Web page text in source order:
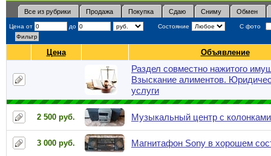
Все из рубрики Продажа Покупка Сдаю Сниму Обмен
Цена от до Состояние С фото
Цена Объявление
Раздел совместно нажитого
Взыскание алиментов.
услуги
2 500 руб. Музыкальный центр с колонками
3 000 руб. Магнитафон Sony в хорошем